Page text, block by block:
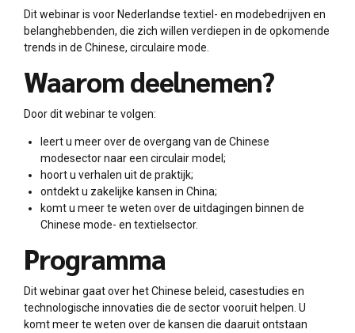
Dit webinar is voor Nederlandse textiel- en modebedrijven en
belanghebbenden, die zich willen verdiepen in de opkomende
trends in de Chinese, circulaire mode.
Waarom deelnemen?
Door dit webinar te volgen:
leert u meer over de overgang van de Chinese
modesector naar een circulair model;
hoort u verhalen uit de praktijk;
ontdekt u zakelijke kansen in China;
komt u meer te weten over de uitdagingen binnen de
Chinese mode- en textielsector.
Programma
Dit webinar gaat over het Chinese beleid, casestudies en
technologische innovaties die de sector vooruit helpen. U
komt meer te weten over de kansen die daaruit ontstaan